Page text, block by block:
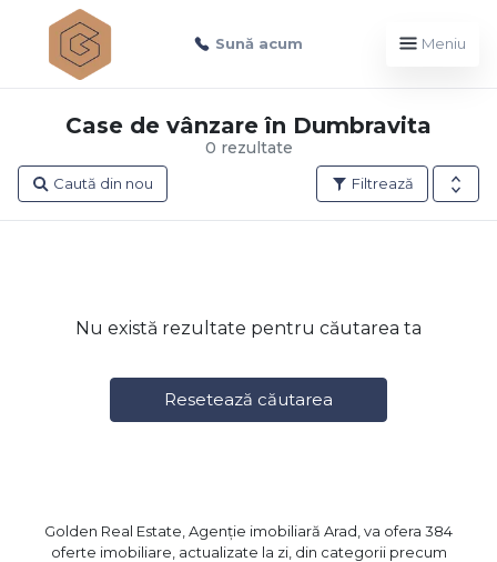
Sună acum Meniu
0 rezultate
Case de vânzare în Dumbravita
Filtrează
Caută din nou
Nu există rezultate pentru căutarea ta
Resetează căutarea
Golden Real Estate, Agenție imobiliară Arad, va ofera 384
oferte imobiliare, actualizate la zi, din categorii precum